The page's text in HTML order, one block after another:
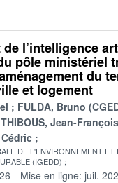
de l’intelligence
pôle ministériel
du
et logement
FULDA, Bruno
THIBOUS, Jean-François
Cédric
DE L'ENVIRONNEMENT ET
(IGEDD)
Mise en ligne: juil.